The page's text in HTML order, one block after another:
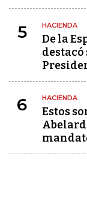
5 HACIENDA
De la
6 HACIENDA
Estos